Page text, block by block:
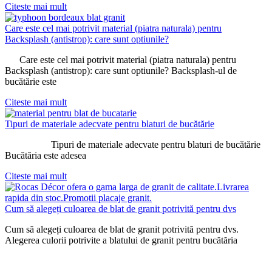
Citeste mai mult
Care este cel mai potrivit material (piatra naturala) pentru
Backsplash (antistrop): care sunt optiunile?
Care este cel mai potrivit material (piatra naturala) pentru
Backsplash (antistrop): care sunt optiunile? Backsplash-ul de
bucătărie este
Citeste mai mult
Tipuri de materiale adecvate pentru blaturi de bucătărie
Tipuri de materiale adecvate pentru blaturi de bucătărie
Bucătăria este adesea
Citeste mai mult
Cum să alegeți culoarea de blat de granit potrivită pentru dvs
Cum să alegeți culoarea de blat de granit potrivită pentru dvs.
Alegerea culorii potrivite a blatului de granit pentru bucătăria